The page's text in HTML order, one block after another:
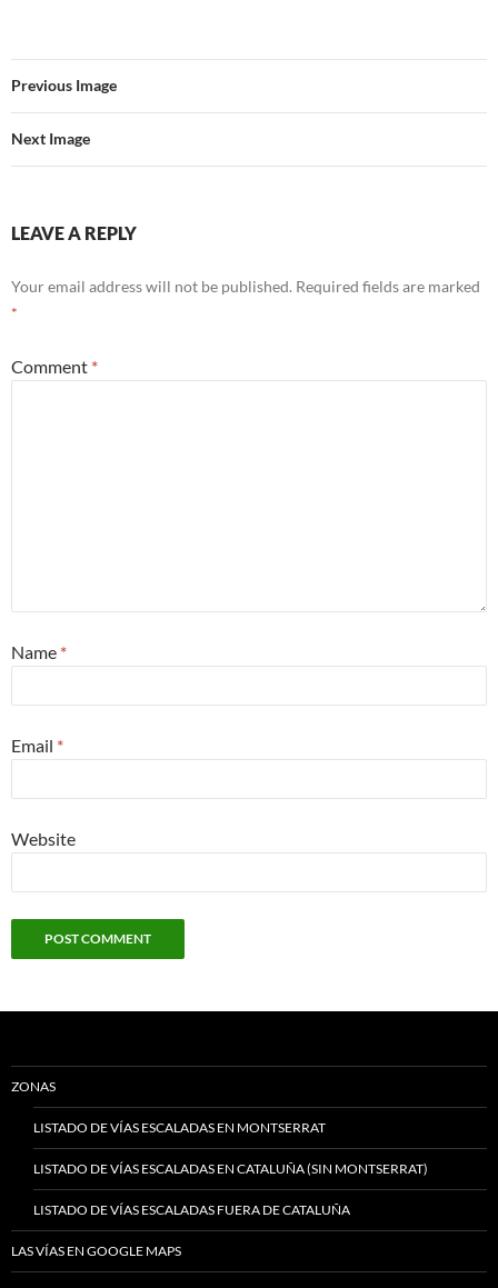
Previous Image
Next Image
LEAVE A REPLY
Your email address will not be published. Required fields are marked
*
Comment *
Name *
Email *
Website
ZONAS
LISTADO DE VÍAS ESCALADAS EN MONTSERRAT
LISTADO DE VÍAS ESCALADAS EN CATALUÑA (SIN MONTSERRAT)
LISTADO DE VÍAS ESCALADAS FUERA DE CATALUÑA
LAS VÍAS EN GOOGLE MAPS